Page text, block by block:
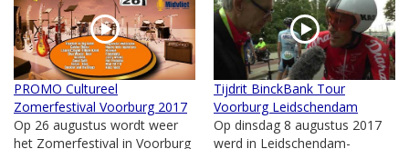
PROMO Cultureel
Zomerfestival Voorburg 2017
Op 26 augustus wordt weer
het Zomerfestival in Voorburg
Tijdrit BinckBank Tour
Voorburg Leidschendam
Op dinsdag 8 augustus 2017
werd in Leidschendam-